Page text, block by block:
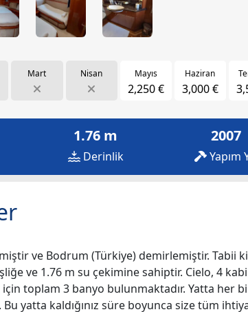
Mart Nisan Mayıs
2,250 €
Haziran
3,000 €
1.76 m
Derinlik
2007
Yapım
ve Bodrum (Türkiye) demirlemiştir.
ve 1.76 m su çekimine sahiptir. Cielo, 4
toplam 3 banyo bulunmaktadır. Yatta her
yatta kaldığınız süre boyunca size tüm